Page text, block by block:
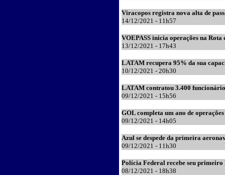
Viracopos registra nova alta de
14/12/2021 - 11h57
VOEPASS inicia operações na Rota
13/12/2021 - 17h43
LATAM recupera 95% da sua
10/12/2021 - 20h30
LATAM contratou 3.400
09/12/2021 - 15h56
GOL completa um ano de
09/12/2021 - 14h05
Azul se despede da primeira
09/12/2021 - 11h30
Polícia Federal recebe seu
08/12/2021 - 18h38